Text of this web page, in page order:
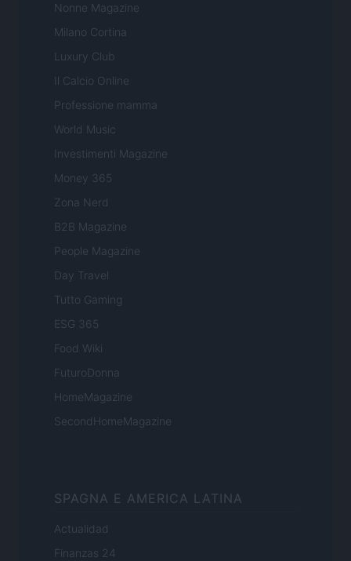
Nonne Magazine
Milano Cortina
Luxury Club
Il Calcio Online
Professione mamma
World Music
Investimenti Magazine
Money 365
Zona Nerd
B2B Magazine
People Magazine
Day Travel
Tutto Gaming
ESG 365
Food Wiki
FuturoDonna
HomeMagazine
SecondHomeMagazine
SPAGNA E AMERICA LATINA
Actualidad
Finanzas 24